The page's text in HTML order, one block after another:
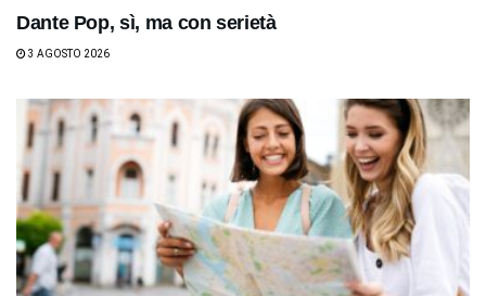
Dante Pop, sì, ma con serietà
3 AGOSTO 2026